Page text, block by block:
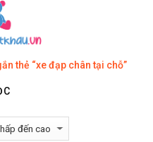
thẻ “xe đạp chân tại chỗ”